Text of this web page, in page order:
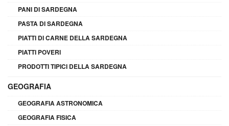
PANI DI SARDEGNA
PASTA DI SARDEGNA
PIATTI DI CARNE DELLA SARDEGNA
PIATTI POVERI
PRODOTTI TIPICI DELLA SARDEGNA
GEOGRAFIA
GEOGRAFIA ASTRONOMICA
GEOGRAFIA FISICA